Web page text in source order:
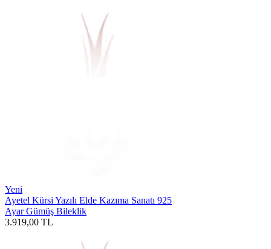
Yeni
Ayetel Kürsi Yazılı Elde Kazıma Sanatı 925
Ayar Gümüş Bileklik
3.919,00 TL